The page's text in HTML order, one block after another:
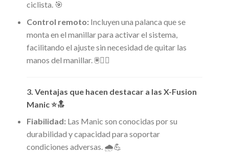
ciclista. 🎯
Control remoto:Incluyen una palanca que se
monta en el manillar para activar el sistema,
facilitando el ajuste sin necesidad de quitar las
manos del manillar. 🖲️🚴‍♂️
3. Ventajas que hacen destacar a las X-Fusion
Manic ⭐🔝
Fiabilidad:Las Manic son conocidas por su
durabilidad y capacidad para soportar
condiciones adversas. 🌧️💪